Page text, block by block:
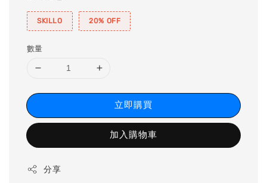
SKILLO 20% OFF
數量
立即購買
加入購物車
分享